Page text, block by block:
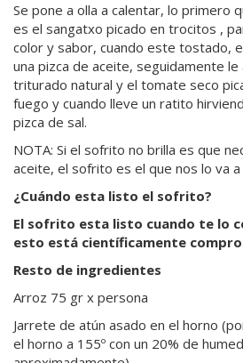
Se pone a olla a calentar, lo primero
es el sangatxo picado en trocitos ,
color y sabor, cuando este tostado,
una pizca de aceite, seguidamente
triturado natural y el tomate seco
fuego y cuando lleve un ratito
pizca de sal.
NOTA: Si el sofrito no brilla es que
aceite, el sofrito es el que nos lo va a
¿Cuándo esta listo el sofrito?
El sofrito esta listo cuando te lo
esto está científicamente
Resto de ingredientes
Arroz 75 gr x persona
Jarrete de atún asado en el horno
el horno a 155º con un 20% de